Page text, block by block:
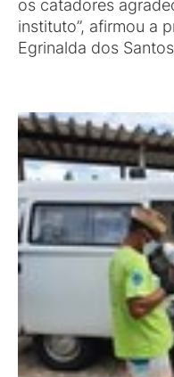
os catadores
instituto”, afirmou a
Egrinalda dos